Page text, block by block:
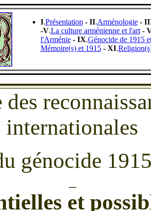
I.Présentation - II.Arménologie-
-V.La culture arménienne et l'art-
l'Arménie- IX.Génocide de 1915
Mémoire(s) et 1915- XI.
internationales
génocide
et